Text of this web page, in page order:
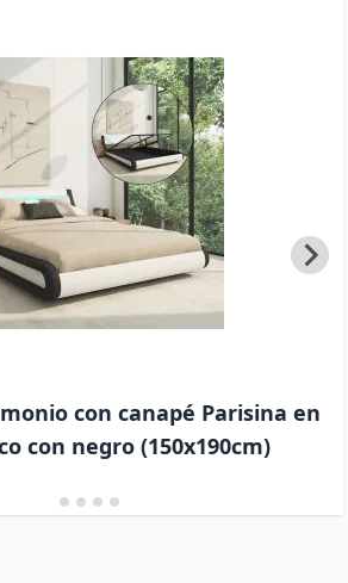
llega desmontado con todas las
instrucciones necesarias para
con canapé Parisina en
con negro (150x190cm)